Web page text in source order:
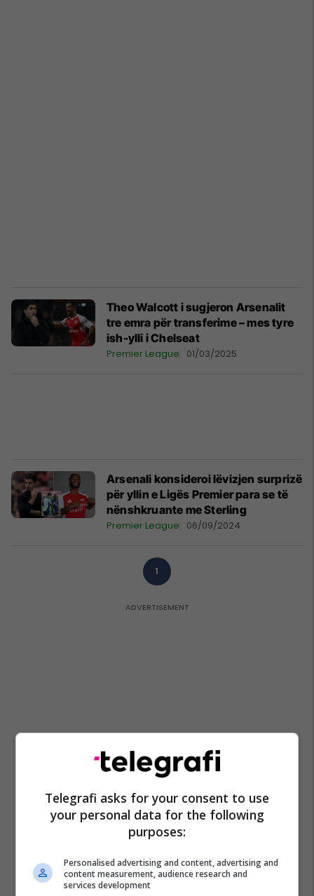
Theo Walcott i sugjeron Arsenalit
tre emra për transferime – mes tyre
ish-ylli i Chelseat
Premier League 01/03/2025
Arsenali konsideroi lëvizjen surprizë
për yllin e Ligës Premier para se të
nënshkruante me Sterling
Premier League 06/09/2024
1
Telegrafi asks for your consent to use
your personal data for the following
purposes:
Personalised advertising and content, advertising and
content measurement, audience research and
services development